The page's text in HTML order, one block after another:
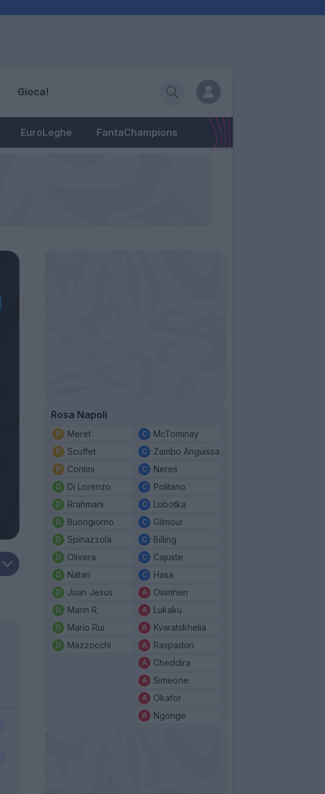
Gioca!
EuroLeghe FantaChampions
Rosa Napoli
Meret
Scuffet
Contini
Di Lorenzo
Rrahmani
Buongiorno
Spinazzola
Olivera
Natan
Juan Jesus
Marin R.
Mario Rui
Mazzocchi
McTominay
Zambo Anguissa
Neres
Politano
Lobotka
Gilmour
Billing
Cajuste
Hasa
Osimhen
Lukaku
Kvaratskhelia
Raspadori
Cheddira
Simeone
Okafor
Ngonge